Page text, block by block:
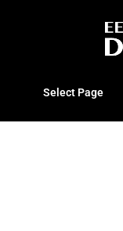
Select Page